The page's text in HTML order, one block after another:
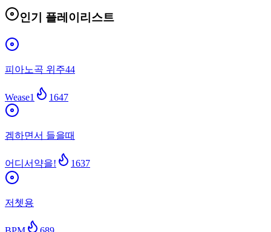
인기 플레이리스트
피아노곡 위주44
Wease1 1647
겜하면서 들을때
어디서약을! 1637
저쳇용